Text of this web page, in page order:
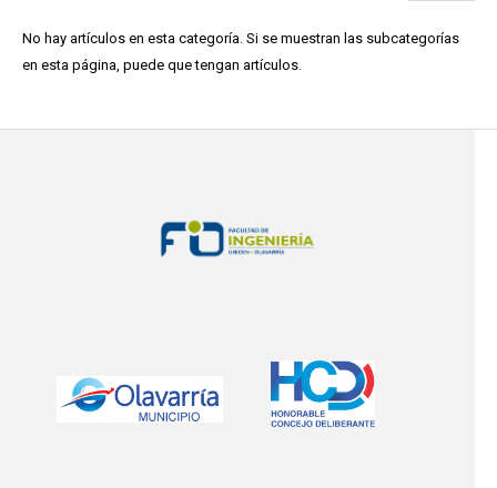
No hay artículos en esta categoría. Si se muestran las subcategorías
en esta página, puede que tengan artículos.